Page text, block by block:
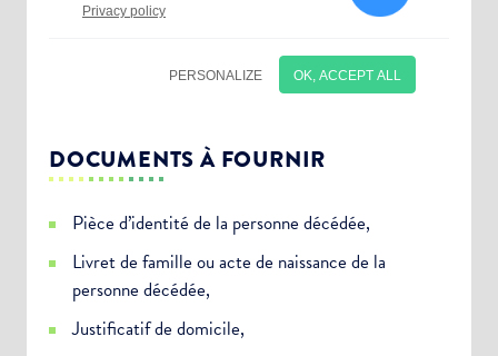
DOCUMENTS À FOURNIR
Pièce d’identité de la personne décédée,
Livret de famille ou acte de naissance de la
personne décédée,
Justificatif de domicile,